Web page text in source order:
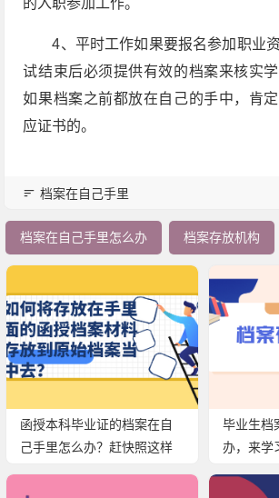
的入职参加工作。
4、平时工作如果要报名参加职业
试结束后必须提供有效的档案来核实学
如果档案之前都放在自己的手中，肯
应证书的。
档案在自己手里
档案在自己手里怎么办 档案存放机构
函授本科毕业证的档案在自
己手里怎么办？赶快照这样
毕业生档
办，来学